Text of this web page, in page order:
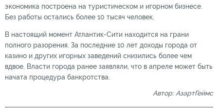
экономика построена на туристическом и игорном бизнесе.
Без работы остались более 10 тысяч человек.
В настоящий момент Атлантик-Сити находится на грани
полного разорения. За последние 10 лет доходы города от
казино и других игорных заведений снизились более чем
вдвое. Власти города ранее заявляли, что в апреле может быть
начата процедура банкротства.
Автор: АзартГеймс